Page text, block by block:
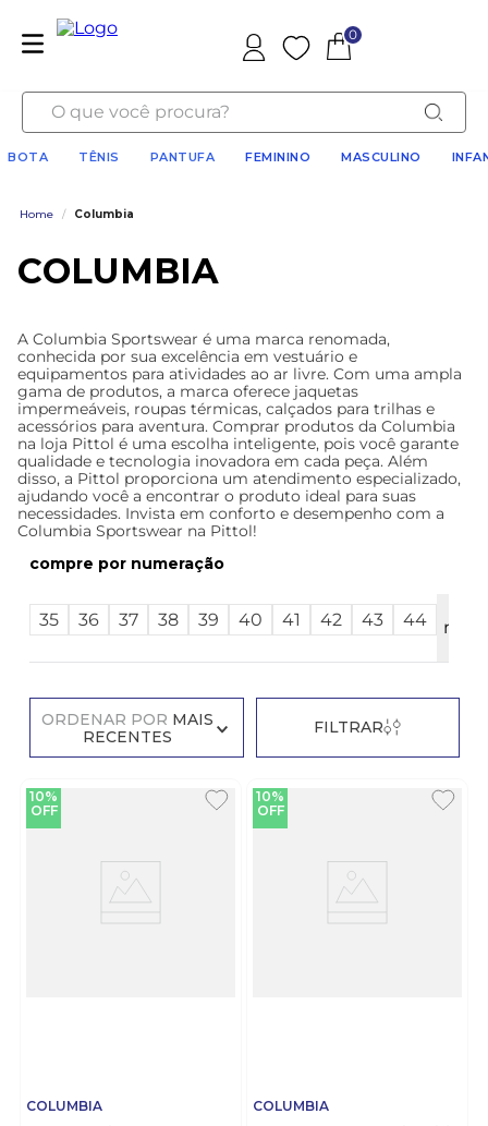
Favoritos
0
O que você procura?
BOTA TÊNIS PANTUFA FEMININO MASCULINO
Home / Columbia
COLUMBIA
A Columbia Sportswear é uma marca renomada,
conhecida por sua excelência em vestuário e
equipamentos para atividades ao ar livre. Com uma ampla
gama de produtos, a marca oferece jaquetas
impermeáveis, roupas térmicas, calçados para trilhas e
acessórios para aventura. Comprar produtos da Columbia
na loja Pittol é uma escolha inteligente, pois você garante
qualidade e tecnologia inovadora em cada peça. Além
disso, a Pittol proporciona um atendimento especializado,
ajudando você a encontrar o produto ideal para suas
necessidades. Invista em conforto e desempenho com a
Columbia Sportswear na Pittol!
numeração
35 36 37 38 39 40 41 42 43 44
mais
ORDENAR POR MAIS
RECENTES
FILTRAR
10%
OFF
COLUMBIA
10%
OFF
COLUMBIA